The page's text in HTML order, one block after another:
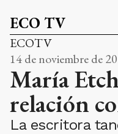
ECO TV
ECOTV
14 de noviembre de
María
relación
La escritora